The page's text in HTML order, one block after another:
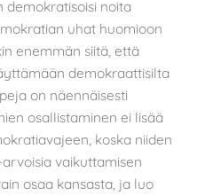
demokratisoisi noita
uhat huomioon
enemmän siitä, että
demokraattisilta
on näennäisesti
osallistaminen ei lisää
koska niiden
vaikuttamisen
osaa kansasta, ja luo